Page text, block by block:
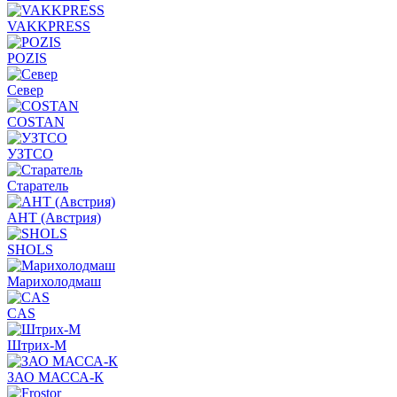
VAKKPRESS
POZIS
Север
COSTAN
УЗТСО
Старатель
АНТ (Австрия)
SHOLS
Марихолодмаш
CAS
Штрих-М
ЗАО МАССА-К